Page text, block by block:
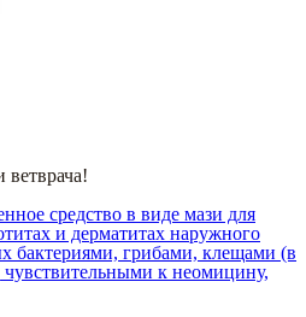
средство в виде мази для
и дерматитах наружного
бактериями, грибами, клещами (в
чувствительными к неомицину,